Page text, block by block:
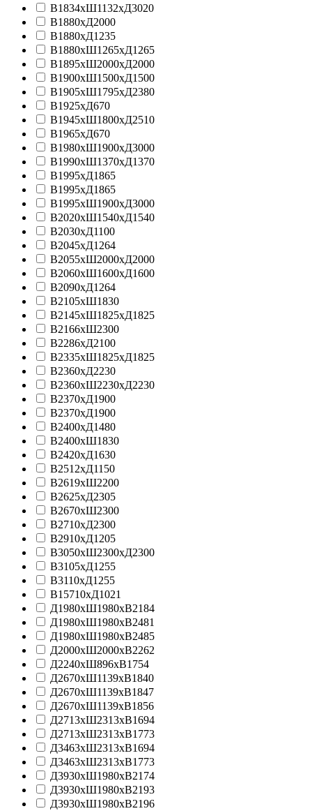
В1834хШ1132хД3020
В1880xД2000
В1880хД1235
В1880хШ1265хД1265
В1895хШ2000хД2000
В1900хШ1500хД1500
В1905хШ1795хД2380
В1925хД670
В1945xШ1800xД2510
В1965хД670
В1980хШ1900хД3000
В1990хШ1370хД1370
В1995xД1865
В1995хД1865
В1995хШ1900хД3000
В2020хШ1540хД1540
В2030хД1100
В2045xД1264
В2055хШ2000хД2000
В2060xШ1600xД1600
В2090xД1264
В2105хШ1830
В2145хШ1825хД1825
В2166хШ2300
В2286хД2100
В2335хШ1825хД1825
В2360хД2230
В2360хШ2230хД2230
В2370xД1900
В2370хД1900
В2400хД1480
В2400хШ1830
В2420хД1630
В2512хД1150
В2619хШ2200
В2625хД2305
В2670хШ2300
В2710xД2300
В2910хД1205
В3050хШ2300хД2300
В3105xД1255
В3110xД1255
В15710хД1021
Д1980xШ1980xВ2184
Д1980xШ1980xВ2481
Д1980xШ1980xВ2485
Д2000xШ2000xВ2262
Д2240хШ896хВ1754
Д2670хШ1139хВ1840
Д2670хШ1139хВ1847
Д2670хШ1139хВ1856
Д2713хШ2313хВ1694
Д2713хШ2313хВ1773
Д3463хШ2313хВ1694
Д3463хШ2313хВ1773
Д3930xШ1980xВ2174
Д3930xШ1980xВ2193
Д3930xШ1980xВ2196